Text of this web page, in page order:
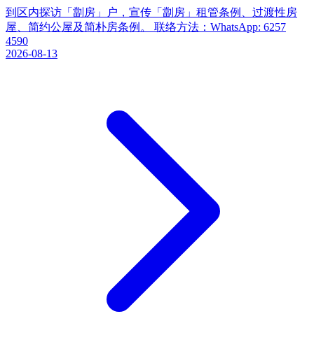
到区内探访「劏房」户，宣传「劏房」租管条例、过渡性房
屋、简约公屋及简朴房条例。 联络方法：WhatsApp: 6257
4590
2026-08-13